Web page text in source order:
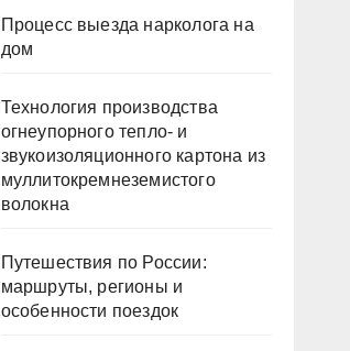
Процесс выезда нарколога на
дом
Технология производства
огнеупорного тепло- и
звукоизоляционного картона из
муллитокремнеземистого
волокна
Путешествия по России:
маршруты, регионы и
особенности поездок